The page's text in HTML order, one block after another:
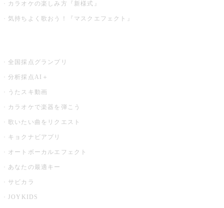
カラオケの楽しみ方『新様式』
気持ちよく歌おう！『マスクエフェクト』
全国採点グランプリ
分析採点AI＋
うたスキ動画
カラオケで楽器を弾こう
歌いたい曲をリクエスト
キョクナビアプリ
オートボーカルエフェクト
あなたの最適キー
サビカラ
JOYKIDS